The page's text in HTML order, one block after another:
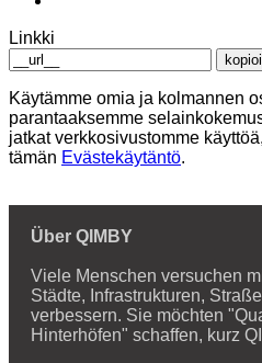
Linkki
kopioi
Käytämme omia ja kolmannen
parantaaksemme
jatkat verkkosivustomme
tämän Evästekäytäntö.
Über QIMBY
Viele Menschen versuchen
Städte, Infrastrukturen,
verbessern. Sie möchten
Hinterhöfen" schaffen, kurz